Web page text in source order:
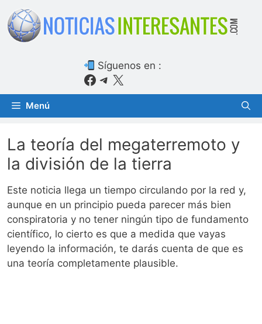
Saltar
contenido
Síguenos en :
Facebook
Telegram
X
Menú
La teoría del megaterremoto y
la división de la tierra
Este noticia llega un tiempo circulando por la red y,
aunque en un principio pueda parecer más bien
conspiratoria y no tener ningún tipo de fundamento
científico, lo cierto es que a medida que vayas
leyendo la información, te darás cuenta de que es
una teoría completamente plausible.